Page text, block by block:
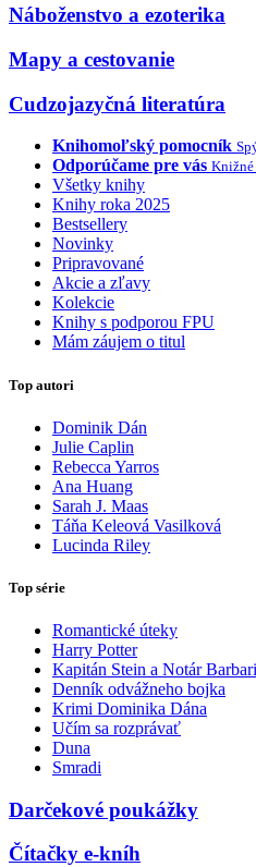
Náboženstvo a ezoterika
Mapy a cestovanie
Cudzojazyčná literatúra
Knihomoľský pomocník
Odporúčame pre vás Knižné
Všetky knihy
Knihy roka 2025
Bestsellery
Novinky
Pripravované
Akcie a zľavy
Kolekcie
Knihy s podporou FPU
Mám záujem o titul
Top autori
Dominik Dán
Julie Caplin
Rebecca Yarros
Ana Huang
Sarah J. Maas
Táňa Keleová Vasilková
Lucinda Riley
Top série
Romantické úteky
Harry Potter
Kapitán Stein a Notár
Denník odvážneho bojka
Krimi Dominika Dána
Učím sa rozprávať
Duna
Smradi
Darčekové poukážky
Čítačky e-kníh